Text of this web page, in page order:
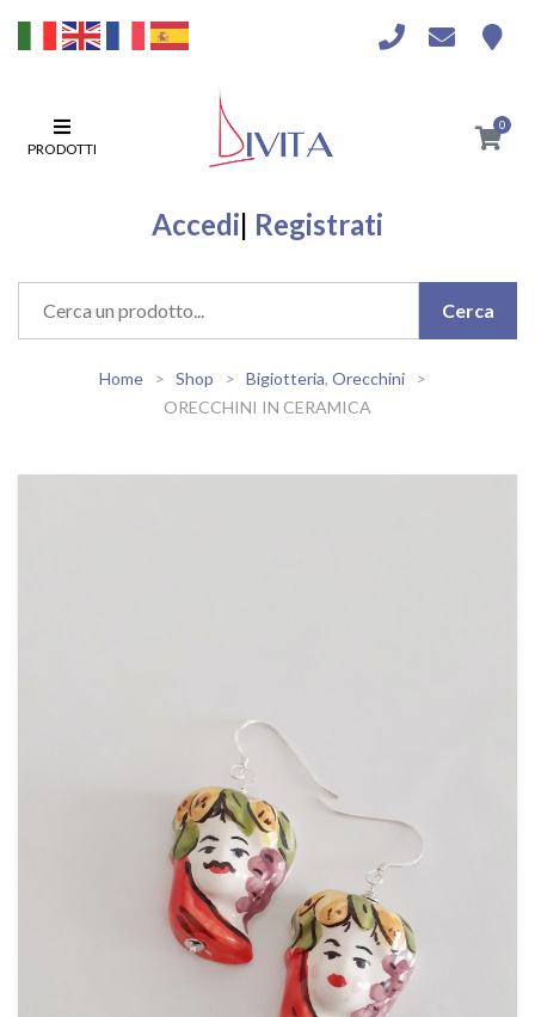
PRODOTTI
0
Accedi| Registrati
Home Shop Bigiotteria, Orecchini
ORECCHINI IN CERAMICA